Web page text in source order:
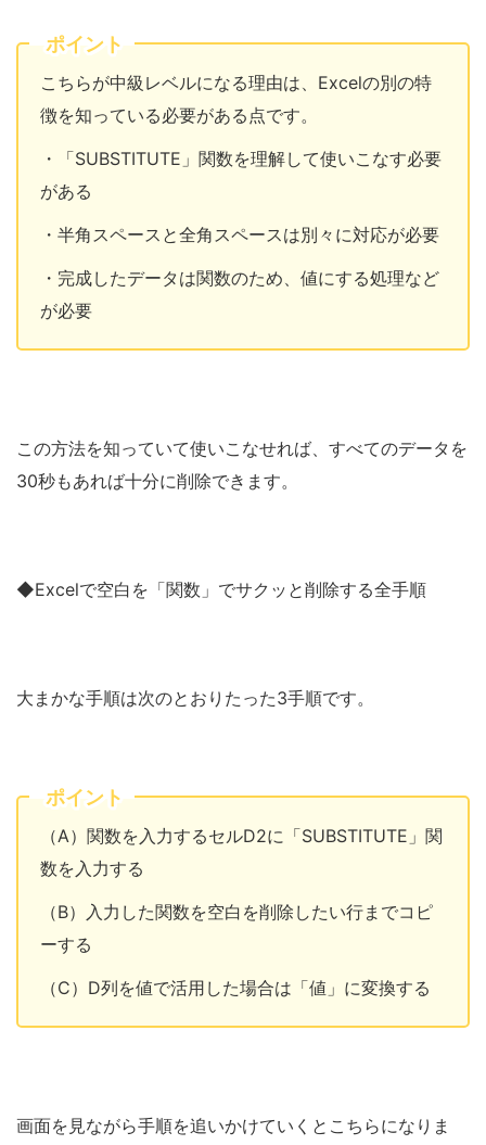
ポイント
こちらが中級レベルになる理由は、Excelの別の特
徴を知っている必要がある点です。
・「SUBSTITUTE」関数を理解して使いこなす必要
がある
・半角スペースと全角スペースは別々に対応が必要
・完成したデータは関数のため、値にする処理など
が必要
この方法を知っていて使いこなせれば、すべてのデータを
30秒もあれば十分に削除できます。
◆Excelで空白を「関数」でサクッと削除する全手順
大まかな手順は次のとおりたった3手順です。
ポイント
（A）関数を入力するセルD2に「SUBSTITUTE」関
数を入力する
（B）入力した関数を空白を削除したい行までコピ
ーする
（C）D列を値で活用した場合は「値」に変換する
画面を見ながら手順を追いかけていくとこちらになりま